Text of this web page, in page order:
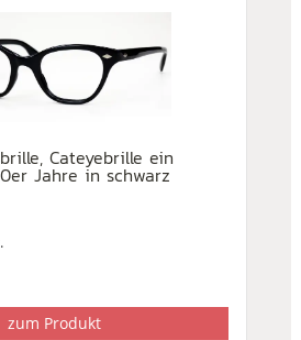
Cateyebrille ein
Jahre in schwarz
zum Produkt